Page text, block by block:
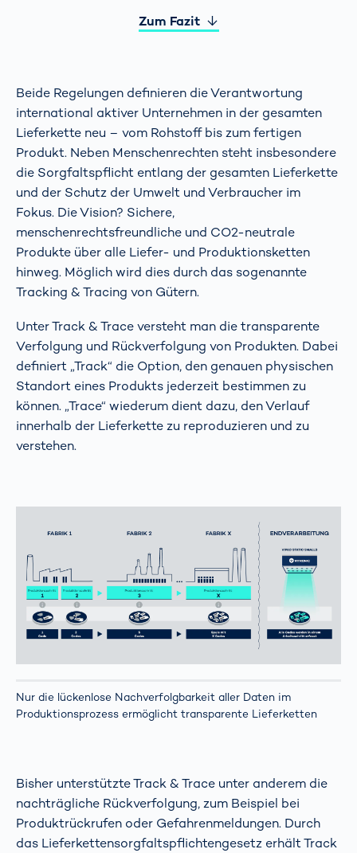
Zum Fazit
Beide Regelungen definieren die Verantwortung
international aktiver Unternehmen in der gesamten
Lieferkette neu – vom Rohstoff bis zum fertigen
Produkt. Neben Menschenrechten steht insbesondere
die Sorgfaltspflicht entlang der gesamten Lieferkette
und der Schutz der Umwelt und Verbraucher im
Fokus. Die Vision? Sichere,
menschenrechtsfreundliche und CO2-neutrale
Produkte über alle Liefer- und Produktionsketten
hinweg. Möglich wird dies durch das sogenannte
Tracking & Tracing von Gütern.
Unter Track & Trace versteht man die transparente
Verfolgung und Rückverfolgung von Produkten. Dabei
definiert „Track“ die Option, den genauen physischen
Standort eines Produkts jederzeit bestimmen zu
können. „Trace“ wiederum dient dazu, den Verlauf
innerhalb der Lieferkette zu reproduzieren und zu
verstehen.
Nur die lückenlose Nachverfolgbarkeit aller Daten im
Produktionsprozess ermöglicht transparente Lieferketten
Bisher unterstützte Track & Trace unter anderem die
nachträgliche Rückverfolgung, zum Beispiel bei
Produktrückrufen oder Gefahrenmeldungen. Durch
das Lieferkettensorgfaltspflichtengesetz erhält Track